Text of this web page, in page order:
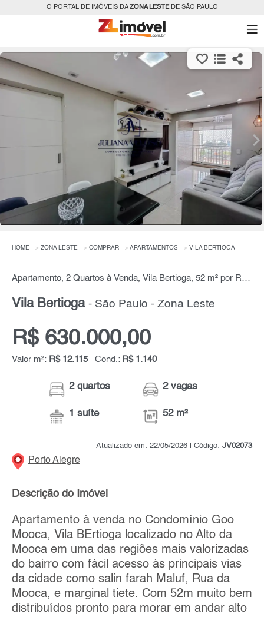
O PORTAL DE IMÓVEIS DAZONA LESTEDE SÃO PAULO
HOME ZONA LESTE COMPRAR APARTAMENTOS VILA BERTIOGA
Apartamento, 2 Quartos à Venda, Vila Bertioga, 52 m² por R$ 630.000,00
Vila Bertioga - São Paulo - Zona Leste
R$ 630.000,00
Valor m²: R$ 12.115 Cond.: R$ 1.140
2 quartos
1 suíte
2 vagas
52 m²
Atualizado em: 22/05/2026 | Código: JV02073
Porto Alegre
Descrição do Imóvel
Apartamento à venda no Condomínio Goo
Mooca, Vila BErtioga localizado no Alto da
Mooca em uma das regiões mais valorizadas
do bairro com fácil acesso às principais vias
da cidade como salin farah Maluf, Rua da
Mooca, e marginal tiete. Com 52m muito bem
distribuídos pronto para morar em andar alto